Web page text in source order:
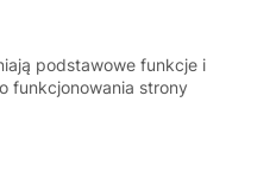
up door
Efficient.
podstawowe funkcje i
funkcjonowania strony